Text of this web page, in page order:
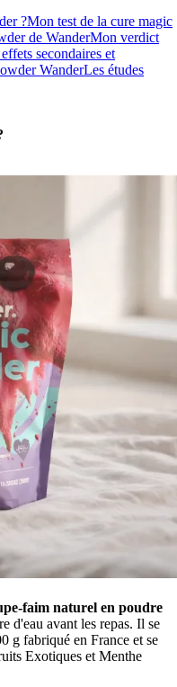
?Mon test de la cure magic
de WanderMon verdict
secondaires et
WanderLes études
faim naturel en poudre
d'eau avant les repas. Il se
g fabriqué en France et se
Exotiques et Menthe